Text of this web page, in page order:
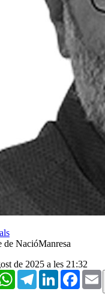
de NacióManresa
de 2025 a les 21:32
WhatsAppTelegramLinkedIn